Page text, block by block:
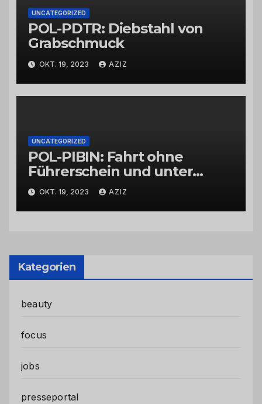
UNCATEGORIZED
POL-PDTR: Diebstahl von
Grabschmuck
OKT. 19, 2023 AZIZ
UNCATEGORIZED
POL-PIBIN: Fahrt ohne
Führerschein und unter
Einfluss von Drogen
OKT. 19, 2023 AZIZ
Kategorien
beauty
focus
jobs
presseportal